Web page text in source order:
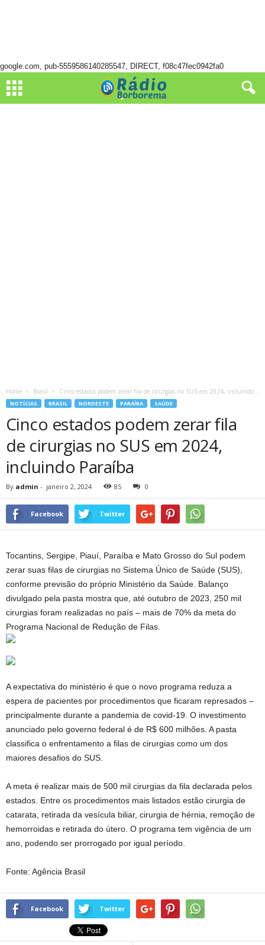
google.com, pub-5559586140285547, DIRECT, f08c47fec0942fa0
Home Brasil Cinco estados podem zerar fila de cirurgias no SUS em 2024, incluindo...
NOTÍCIAS BRASIL NORDESTE PARAÍBA SAÚDE
Cinco estados podem zerar fila
de cirurgias no SUS em 2024,
incluindo Paraíba
By admin - janeiro 2, 2024 85 0
Facebook Twitter
Tocantins, Sergipe, Piauí, Paraíba e Mato Grosso do Sul podem
zerar suas filas de cirurgias no Sistema Único de Saúde (SUS),
conforme previsão do próprio Ministério da Saúde. Balanço
divulgado pela pasta mostra que, até outubro de 2023, 250 mil
cirurgias foram realizadas no país – mais de 70% da meta do
Programa Nacional de Redução de Filas.
A expectativa do ministério é que o novo programa reduza a
espera de pacientes por procedimentos que ficaram represados –
principalmente durante a pandemia de covid-19. O investimento
anunciado pelo governo federal é de R$ 600 milhões. A pasta
classifica o enfrentamento a filas de cirurgias como um dos
maiores desafios do SUS.
A meta é realizar mais de 500 mil cirurgias da fila declarada pelos
estados. Entre os procedimentos mais listados estão cirurgia de
catarata, retirada da vesícula biliar, cirurgia de hérnia, remoção de
hemorroidas e retirada do útero. O programa tem vigência de um
ano, podendo ser prorrogado por igual período.
Fonte: Agência Brasil
Facebook Twitter